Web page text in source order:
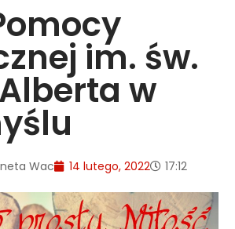
im. św.
w
Wac 14 lutego, 2022 17:12